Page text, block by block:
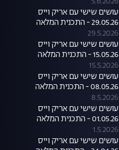
עושים שישי עם אריק וייס
29.05.26 - התכנית המלאה
29.5.2026
עושים שישי עם אריק וייס
15.05.26 - התכנית המלאה
15.5.2026
עושים שישי עם אריק וייס
08.05.26 - התכנית המלאה
8.5.2026
עושים שישי עם אריק וייס
01.05.26 - התכנית המלאה
1.5.2026
עושים שישי עם אריק וייס